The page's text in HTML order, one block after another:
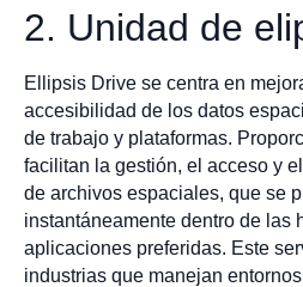
2. Unidad de
Ellipsis Drive se centra en
accesibilidad de los datos
de trabajo y plataformas.
facilitan la gestión, el acceso y
de archivos espaciales, que se
instantáneamente dentro de las
aplicaciones preferidas. Este
industrias que manejan